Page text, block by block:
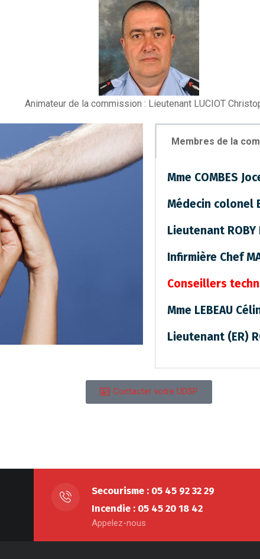
Animateur de la commission : Lieutenant LUCIOT
Membres de la
Mme COMBES
Médecin colonel
Lieutenant ROBY
Infirmière Chef
Conseillers
Mme LEBEAU
Lieutenant (ER)
Contacter votre UDSP
Secourisme : 05 45 92 32 29
Incendie : 05 45 20 18 42
Appelez-nous